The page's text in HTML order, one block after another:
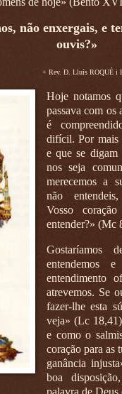
não enxergais, e
ouvis?»
+ Rev. D. Lluís ROQUÉ i
Hoje notamos
passava com os
é
difícil. Por mais
e que se digam
nos seja
merecemos a
não
Vosso
entender?» (Mc
entendemos
entendimento
atrevemos. Se
fazer-lhe esta
veja» (Lc
e como o
coração para as
ganância
boa
palavra de